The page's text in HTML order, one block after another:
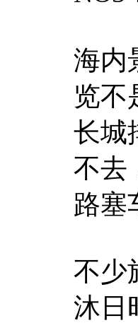
海内
览不
长城
不去
路塞
不少
沐日